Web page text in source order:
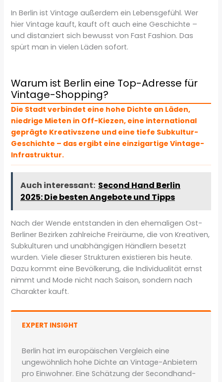
In Berlin ist Vintage außerdem ein Lebensgefühl. Wer
hier Vintage kauft, kauft oft auch eine Geschichte –
und distanziert sich bewusst von Fast Fashion. Das
spürt man in vielen Läden sofort.
Warum ist Berlin eine Top-Adresse für
Vintage-Shopping?
Die Stadt verbindet eine hohe Dichte an Läden,
niedrige Mieten in Off-Kiezen, eine international
geprägte Kreativszene und eine tiefe Subkultur-
Geschichte – das ergibt eine einzigartige Vintage-
Infrastruktur.
Auch interessant: Second Hand Berlin
2025: Die besten Angebote und Tipps
Nach der Wende entstanden in den ehemaligen Ost-
Berliner Bezirken zahlreiche Freiräume, die von Kreativen,
Subkulturen und unabhängigen Händlern besetzt
wurden. Viele dieser Strukturen existieren bis heute.
Dazu kommt eine Bevölkerung, die Individualität ernst
nimmt und Mode nicht nach Saison, sondern nach
Charakter kauft.
EXPERT INSIGHT
Berlin hat im europäischen Vergleich eine
ungewöhnlich hohe Dichte an Vintage-Anbietern
pro Einwohner. Eine Schätzung der Secondhand-